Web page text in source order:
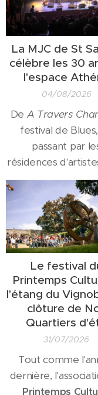
l'espace Pasolini.
donc un
ouvrira la saison
lemercredi
septembre , avec
La MJC de St
célèbre les 30
l'espace
04/08/2026
De A Travers
festival de
passant par
résidences
soutien à la
l'accès au grand
tout comme
scolaires, cela fait
décennies que l'
moteur de la
culturelle
Ce trentième
sera célébré le
septembreà
Le festival
Printemps
l'étang du
clôture de
Quartiers
31/07/2026
Tout comme
dernière,
Printemps